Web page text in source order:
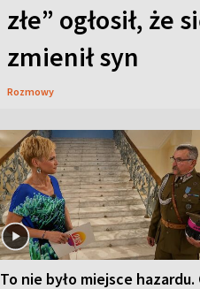
złe” ogłosił, że
zmienił syn
Rozmowy
To nie było miejsce hazardu.